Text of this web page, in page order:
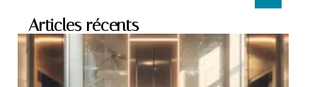
Articles récents